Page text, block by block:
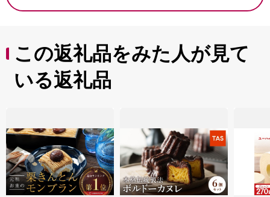
この返礼品をみた人が見て
いる返礼品